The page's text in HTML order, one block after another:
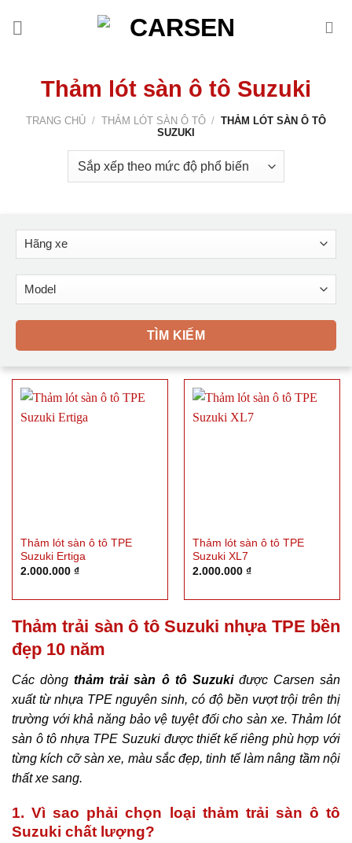
Thảm lót sàn ô tô Suzuki
TRANG CHỦ / THẢM LÓT SÀN Ô TÔ / THẢM LÓT SÀN Ô TÔ
SUZUKI
TÌM KIẾM
Thảm lót sàn ô tô TPE
Suzuki Ertiga
2.000.000 ₫
Thảm lót sàn ô tô TPE
Suzuki XL7
2.000.000 ₫
Thảm trải sàn ô tô Suzuki nhựa TPE bền
đẹp 10 năm
Các dòngthảm trải sàn ô tô Suzuki được Carsen sản
xuất từ nhựa TPE nguyên sinh, có độ bền vượt trội trên thị
trường với khả năng bảo vệ tuyệt đối cho sàn xe. Thảm lót
sàn ô tô nhựa TPE Suzuki được thiết kế riêng phù hợp với
từng kích cỡ sàn xe, màu sắc đẹp, tinh tế làm nâng tầm nội
thất xe sang.
1. Vì sao phải chọn loại thảm trải sàn ô tô
Suzuki chất lượng?